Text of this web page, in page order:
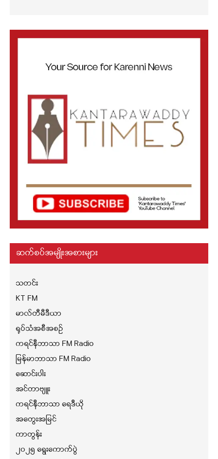
ဆက်စပ်အမျိုးအစားများ
သတင်း
KT FM
မာလ်တီမီဒီယာ
ရုပ်သံအစီအစဉ်
ကရင်နီဘာသာ FM Radio
မြန်မာဘာသာ FM Radio
ဆောင်းပါး
အင်တာဗျူး
ကရင်နီဘာသာ ရေဒီယို
အတွေးအမြင်
ကာတွန်း
၂၀၂၅ ရွေးကောက်ပွဲ